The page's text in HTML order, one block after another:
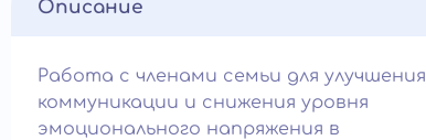
Описание
Работа с членами семьи для улучшения
коммуникации и снижения уровня
эмоционального напряжения в